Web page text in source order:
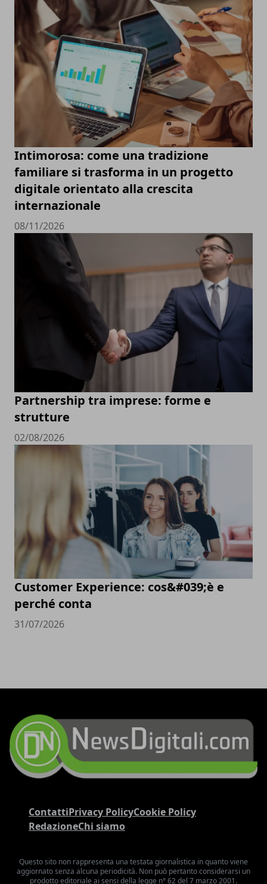
Intimorosa: come una tradizione
familiare si trasforma in un progetto
digitale orientato alla crescita
internazionale
08/11/2026
Partnership tra imprese: forme e
strutture
02/08/2026
Customer Experience: cos&#039;è e
perché conta
31/07/2026
ContattiPrivacy PolicyCookie Policy
RedazioneChi siamo
Questo sito non rappresenta una testata giornalistica in quanto viene
aggiornato senza alcuna periodicità. Non può pertanto considerarsi un
prodotto editoriale ai sensi della legge n° 62 del 7 marzo 2001.